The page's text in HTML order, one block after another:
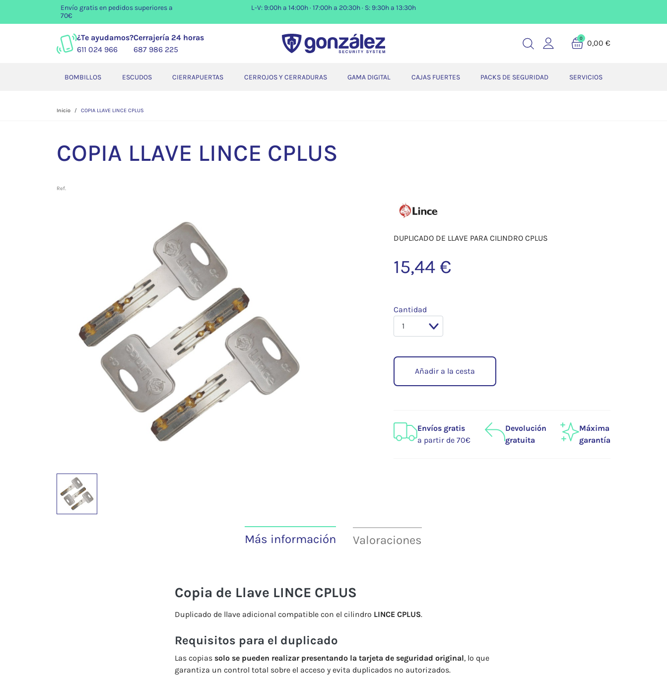
Envío gratisen pedidos superiores a
70€
L-V: 9:00h a 14:00h · 17:00h a 20:30h · S: 9:30h a 13:30h
¿Te ayudamos?
611 024 966
Cerrajería 24 horas
687 986 225
0 0,00 €
BOMBILLOS ESCUDOS CIERRAPUERTAS CERROJOS Y CERRADURAS GAMA DIGITAL CAJAS FUERTES PACKS DE SEGURIDAD SERVICIOS
Inicio COPIA LLAVE LINCE CPLUS
COPIA LLAVE LINCE CPLUS
Ref.
DUPLICADO DE LLAVE PARA CILINDRO CPLUS
15,44 €
Cantidad
Añadir a la cesta
Envíos gratis
a partir de 70€
Devolución
gratuita
Máxima
garantía
Más información Valoraciones
Copia de Llave LINCE CPLUS
Duplicado de llave adicional compatible con el cilindro LINCE CPLUS.
Requisitos para el duplicado
Las copias solo se pueden realizar presentando la tarjeta de seguridad original, lo que
garantiza un control total sobre el acceso y evita duplicados no autorizados.